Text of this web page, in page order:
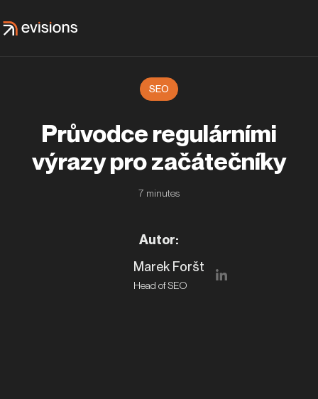
Průvodce regulárními
výrazy pro začátečníky
7 minutes
Autor:
Marek Foršt
Head of SEO
SEO